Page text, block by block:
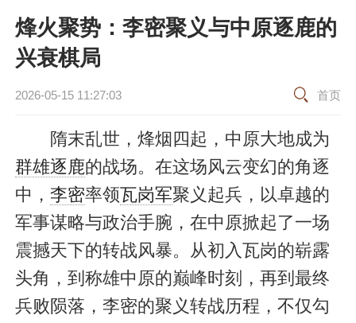
烽火聚势：李密聚义与中原逐鹿的
兴衰棋局
2026-05-15 11:27:03 首页
隋末乱世，烽烟四起，中原大地成为
群雄逐鹿的战场。在这场风云变幻的角逐
中， 李密率领瓦岗军聚义起兵，以卓越的
军事谋略与政治手腕，在中原掀起了一场
震撼天下的转战风暴。从初入瓦岗的崭露
头角，到称雄中原的巅峰时刻，再到最终
兵败陨落，李密的聚义转战历程，不仅勾